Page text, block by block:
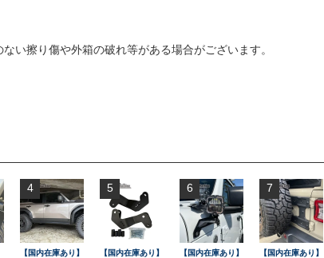
い擦り傷や外箱の破れ等がある場合がございます。
4
【国内在庫あり】
5
【国内在庫あり】
6
【国内在庫あり】
7
【国内在庫あり】